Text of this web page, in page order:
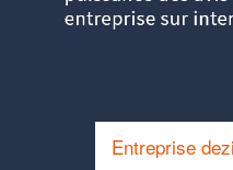
Entreprise